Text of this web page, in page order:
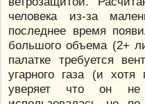
человека из-за
последнее время
большого объема (2+
палатке требуется
угарного газа (и
уверяет что он